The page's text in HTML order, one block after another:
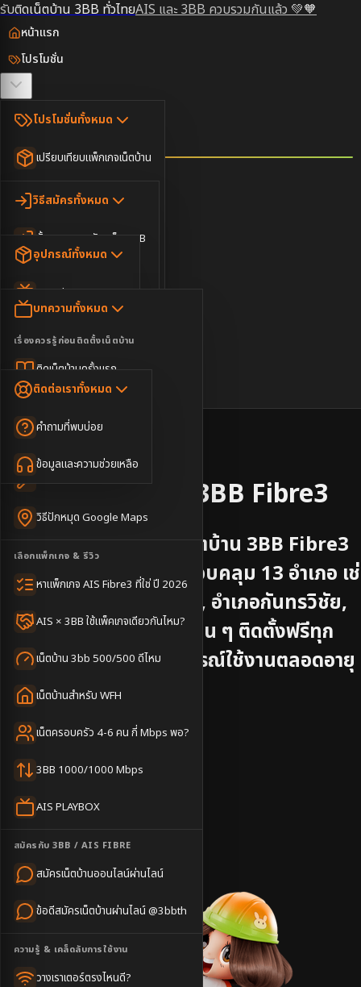
รับติดเน็ตบ้าน 3BB ทั่วไทยAIS และ 3BB ควบรวมกันแล้ว 💚🧡
หน้าแรก
โปรโมชั่น
โปรโมชั่นทั้งหมด
เปรียบเทียบแพ็กเกจเน็ตบ้าน
เน็ตบ้าน Super Fast
เน็ตบ้าน 2Gbps
เน็ตบ้านพร้อมกล่องทีวี
เน็ตบ้าน + Netflix
เน็ตบ้าน + บริการเสริม
เน็ตบ้านแรงทุกชั้น
ตรวจสอบพื้นที่
วิธีสมัครทั้งหมด
ขั้นตอนการสมัครเน็ต 3BB
อุปกรณ์
อุปกรณ์ทั้งหมด
AIS Play Box
Dongle เน็ตสำรอง
บทความ
บทความทั้งหมด
เรื่องควรรู้ก่อนติดตั้งเน็ตบ้าน
ติดเน็ตบ้านครั้งแรก
เทคนิคขอคิวช่างได้ไว
วิธีปักหมุด Google Maps
เลือกแพ็กเกจ & รีวิว
หาแพ็กเกจ AIS Fibre3 ที่ใช่ ปี 2026
AIS × 3BB ใช้แพ็คเกจเดียวกันไหม?
เน็ตบ้าน 3bb 500/500 ดีไหม
เน็ตบ้านสำหรับ WFH
เน็ตครอบครัว 4-6 คน กี่ Mbps พอ?
3BB 1000/1000 Mbps
AIS PLAYBOX
สมัครกับ 3BB / AIS FIBRE
สมัครเน็ตบ้านออนไลน์ผ่านไลน์
ข้อดีสมัครเน็ตบ้านผ่านไลน์ @3bbth
ความรู้ & เคล็ดลับการใช้งาน
วางเราเตอร์ตรงไหนดี?
ข่าวสาร
ติดต่อเราทั้งหมด
คำถามที่พบบ่อย
ข้อมูลและความช่วยเหลือ
🇹🇭🇬🇧
รับติดตั้งเน็ตบ้าน 3BB Fibre3
บริการติดตั้งอินเทอร์เน็ตบ้าน 3BB Fibre3
จังหวัดมหาสารคามครอบคลุม 13 อำเภอ เ
อำเภอเมืองมหาสารคาม, อำเภอกันทรวิชัย,
อำเภอกุดรังและอำเภออื่น ๆ ติดตั้งฟรีทุก
อำเภอ พร้อมยืมฟรีอุปกรณ์ใช้งานตลอดอายุ
การใช้งาน
ครอบคลุมดีเยี่ยม
ชำนาญพื้นที่